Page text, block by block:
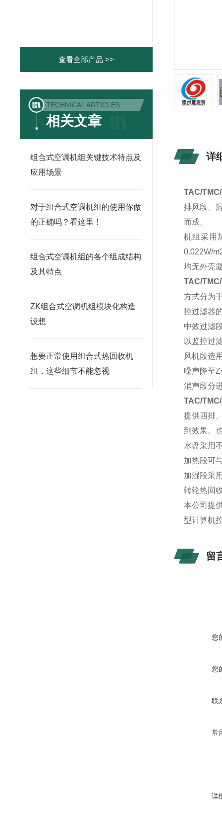
查看全部产品 >>
TECHNICAL ARTICLES
相关文章
组合式空调机组关键技术特点及
应用场景
对于组合式空调机组的使用你做
的正确吗？看这里！
组合式空调机组的各个组成结构
及其特点
ZK组合式空调机组模块化构造
设想
想要正常使用组合式热回收机
组，这些细节不能忽视
详
TAC/
排风段、
而成。
机组采用
0.022W/
均无外壳
TAC/
方式分为
控过滤器
中效过滤
以监控过
风机段选
噪声降至
消声段分
TAC/
提供四排
到效果。
水盘采用
加热段可
加湿段采
转轮热回
本公司提
型计算机
留
您
您
联
常
详